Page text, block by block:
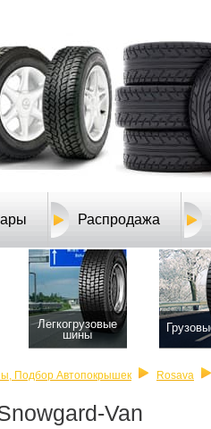
Распродажа
Легкогрузовые
шины
Подбор Автопокрышек Rosava
Van